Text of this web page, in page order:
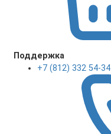
Поддержка
+7 (812) 332 54-34